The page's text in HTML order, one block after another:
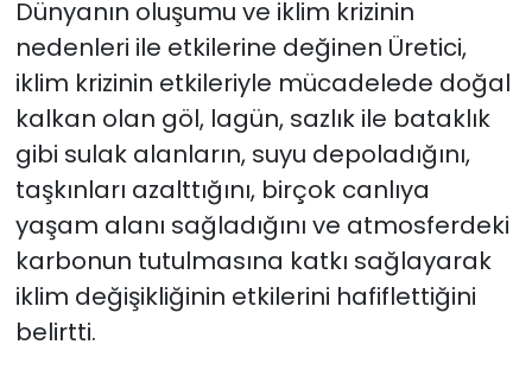
Dünyanın oluşumu ve iklim krizinin
nedenleri ile etkilerine değinen Üretici,
iklim krizinin etkileriyle mücadelede doğal
kalkan olan göl, lagün, sazlık ile bataklık
gibi sulak alanların, suyu depoladığını,
taşkınları azalttığını, birçok canlıya
yaşam alanı sağladığını ve atmosferdeki
karbonun tutulmasına katkı sağlayarak
iklim değişikliğinin etkilerini hafiflettiğini
belirtti.